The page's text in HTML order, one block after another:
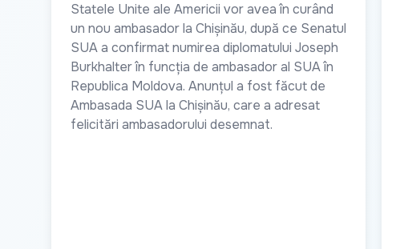
Statele Unite ale Americii vor avea în curând
un nou ambasador la Chișinău, după ce Senatul
SUA a confirmat numirea diplomatului Joseph
Burkhalter în funcția de ambasador al SUA în
Republica Moldova. Anunțul a fost făcut de
Ambasada SUA la Chișinău, care a adresat
felicitări ambasadorului desemnat.